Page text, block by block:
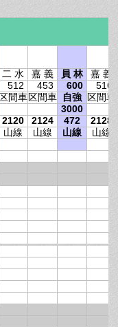
二 水 嘉 義 員 林
嘉 義
512 453 600
516
区間車 区間車 自強 区間車
3000
2120 2124 472
2128
山線 山線 山線
山線